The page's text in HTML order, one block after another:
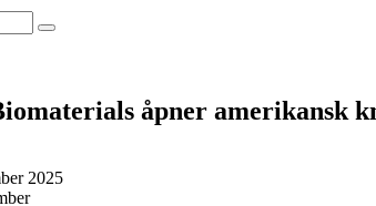
åpner amerikansk
2025